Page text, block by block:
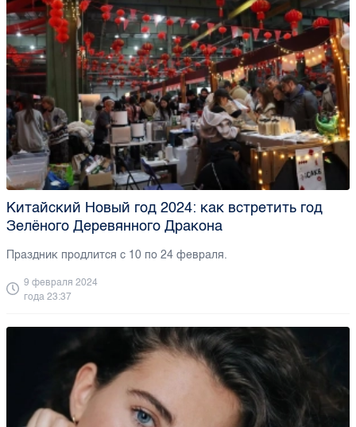
Китайский Новый год 2024: как встретить год
Зелёного Деревянного Дракона
Праздник продлится с 10 по 24 февраля.
9 февраля 2024
года 23:37